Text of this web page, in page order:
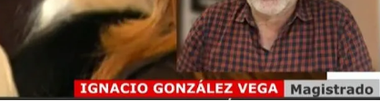
indicios de criminalidad del delito por el que se es
que es la agresión sexual. De las informaciones
haberse definido el tipo de agresión. Aunque no
claros. No solamente la declaración de la